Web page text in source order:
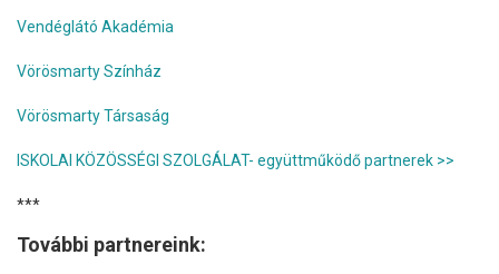
Vendéglátó Akadémia
Vörösmarty Színház
Vörösmarty Társaság
ISKOLAI KÖZÖSSÉGI SZOLGÁLAT- együttműködő partnerek >>
***
További partnereink: